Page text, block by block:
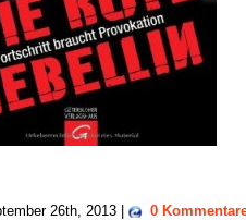
26th, 2013 | 0